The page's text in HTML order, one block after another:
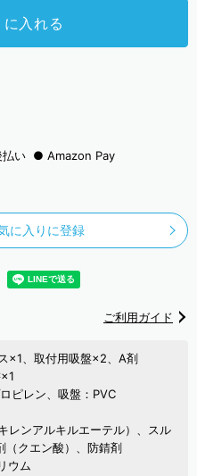
に入れる
払い Amazon Pay
に入りに登録
ご利用ガイド
×1、取付用吸盤×2、A剤
ピレン、吸盤：PVC
レンアルキルエーテル）、スル
（クエン酸）、防錆剤
ウム